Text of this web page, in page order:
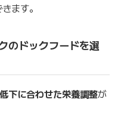
ます。
のドックフードを選
下に合わせた栄養調整が